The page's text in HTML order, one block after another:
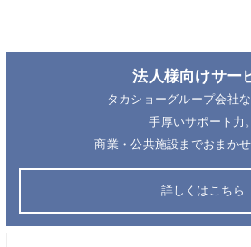
法人様向けサー
タカショーグループ会社
手厚いサポート力。
商業・公共施設までおまかせ
詳しくはこちら